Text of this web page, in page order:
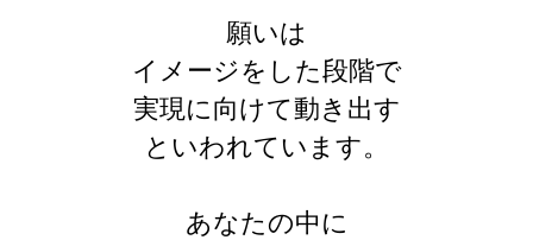
願いは
イメージをした段階で
実現に向けて動き出す
といわれています。
あなたの中に